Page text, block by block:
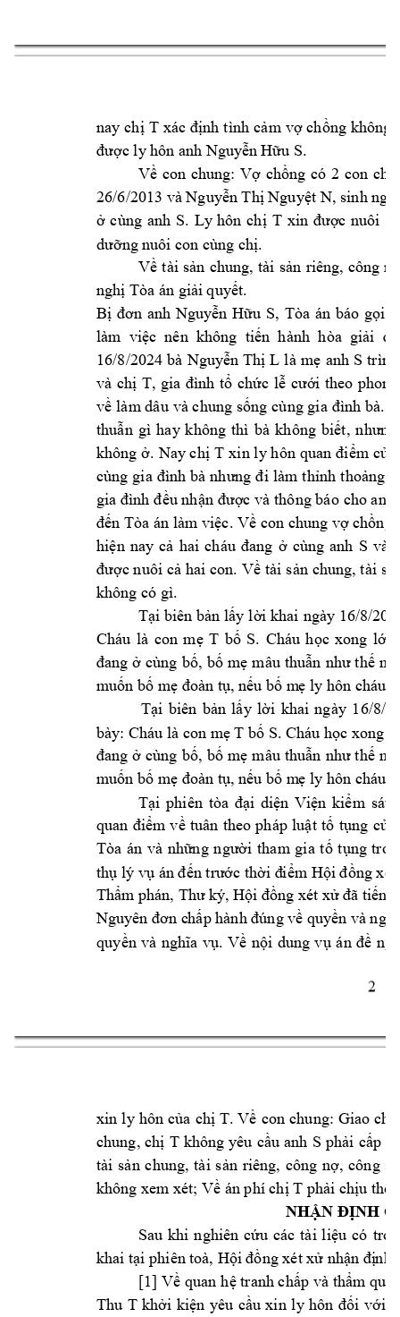
2
nay chị T xác định tình cảm vợ chồng không
được ly hôn anh Nguyễn Hữu S.
Về con chung: Vợ chồng có 2 con
26/6/2013 và Nguyễn Thị Nguyệt N, sinh
ở cùng anh S. Ly hôn chị T xin được nuôi
dưỡng nuôi con cùng chị.
Về tài sản chung, tài sản riêng, công n
nghị Tòa án giải quyết.
Bị đơn anh Nguyễn Hữu S, Tòa án báo gọi
làm  việc  nên  không tiến  hành  hòa  giải
16/8/2024 bà Nguyễn Thị L là mẹ anh S
và chị T, gia đình tổ chức lễ cưới theo
về làm dâu và chung sống cùng gia đình bà.
thuẫn gì hay không thì bà không biết,
không ở. Nay chị T xin ly hôn quan điểm củ
cùng gia đình bà nhưng đi làm thỉnh thoảng
gia đình đều nhận được và thông báo cho anh
đến Tòa án làm việc. Về con chung vợ chồng
hiện nay cả hai cháu đang ở cùng anh S và
được nuôi cả hai con. Về tài sản chung, tài s
không có gì.
Tại biên bản lấy lời khai ngày 16/8/
Cháu là con mẹ T bố S. Cháu học xong lớ
đang ở cùng bố, bố mẹ mâu thuẫn như thế
muốn bố mẹ đoàn tụ, nếu bố mẹ ly hôn cháu
Tại biên bản lấy lời khai ngày 16/8/
bày: Cháu là con mẹ T bố S. Cháu học xong l
đang ở cùng bố, bố mẹ mâu thuẫn như thế
muốn bố mẹ đoàn tụ, nếu bố mẹ ly hôn cháu
Tại phiên tòa đại diện Viện kiểm sát
quan điểm về tuân theo pháp luật tố tụng củ
Tòa án và những người tham gia tố tụng
thụ lý vụ án đến trước thời điểm Hội đồng
Thẩm phán, Thư ký, Hội đồng xét xử đã tiến
Nguyên đơn chấp hành đúng về quyền và
quyền và nghĩa vụ. Về nội dung vụ án đề
xin ly hôn của chị T. Về con chung: Giao
chung, chị T không yêu cầu anh S phải cấp
tài sản chung, tài sản riêng, công nợ, công
không xem xét; Về án phí chị T phải chịu
NHẬN ĐỊNH
Sau khi nghiên cứu các tài liệu có
khai tại phiên toà, Hội đồng xét xử nhận định:
[1] Về quan hệ tranh chấp và thẩm quy
Thu T khởi kiện yêu cầu xin ly hôn đối với